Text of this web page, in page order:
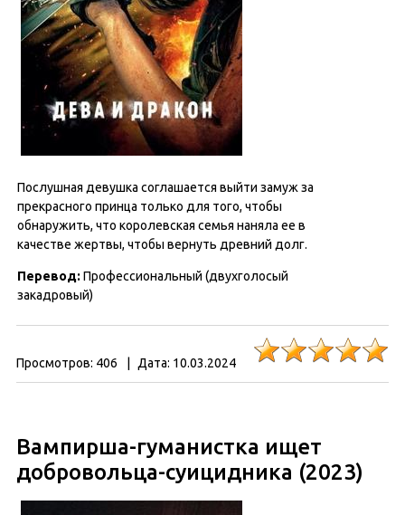
Послушная девушка соглашается выйти замуж за
прекрасного принца только для того, чтобы
обнаружить, что королевская семья наняла ее в
качестве жертвы, чтобы вернуть древний долг.
Перевод: Профессиональный (двухголосый
закадровый)
Просмотров: 406 Дата: 10.03.2024
Вампирша-гуманистка ищет
добровольца-суицидника (2023)